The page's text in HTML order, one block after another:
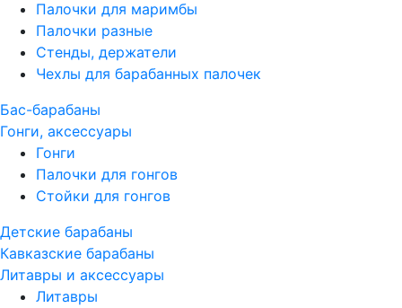
Палочки для маримбы
Палочки разные
Стенды, держатели
Чехлы для барабанных палочек
Бас-барабаны
Гонги, аксессуары
Гонги
Палочки для гонгов
Стойки для гонгов
Детские барабаны
Кавказские барабаны
Литавры и аксессуары
Литавры